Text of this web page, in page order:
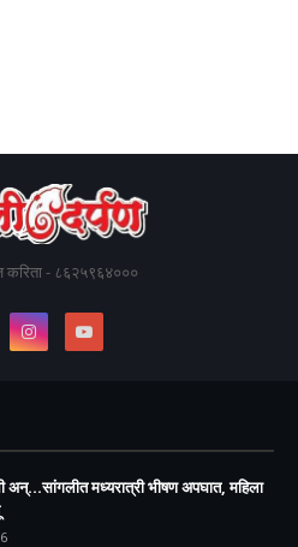
करिता - ८६२५९६४०००
अन्...सांगलीत मध्यरात्री भीषण अपघात, महिला